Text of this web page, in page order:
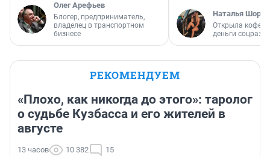
Олег Арефьев
Блогер, предприниматель,
владелец в транспортном
бизнесе
Наталья
Открыла
деньги
РЕКОМЕНДУЕМ
«Плохо, как никогда до этого»: таролог
о судьбе Кузбасса и его жителей в
августе
13 часов 10 382 15